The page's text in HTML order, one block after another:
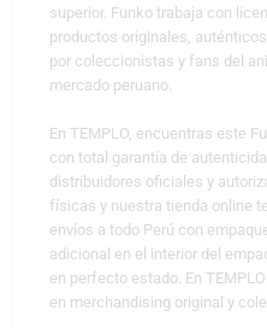
superior. Funko trabaja con
productos originales,
por coleccionistas y fans del
mercado peruano.
En TEMPLO, encuentras este
con total garantía de
distribuidores oficiales y
físicas y nuestra tienda online
envíos a todo Perú con
adicional en el interior del
en perfecto estado. En
en merchandising original y